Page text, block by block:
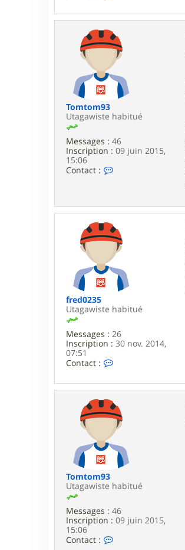
n
t
c
t
e
T
o
m
o
3
Tomtom93
Utagawiste habitué
Messages : 46
Inscription : 09 juin 2015,
15:06
Contact :
a
c
t
e
r
T
m
t
o
9
fred0235
Utagawiste habitué
Messages : 26
Inscription : 30 nov. 2014,
07:51
Contact :
t
c
t
e
f
r
e
0
5
Tomtom93
Utagawiste habitué
Messages : 46
Inscription : 09 juin 2015,
15:06
Contact :